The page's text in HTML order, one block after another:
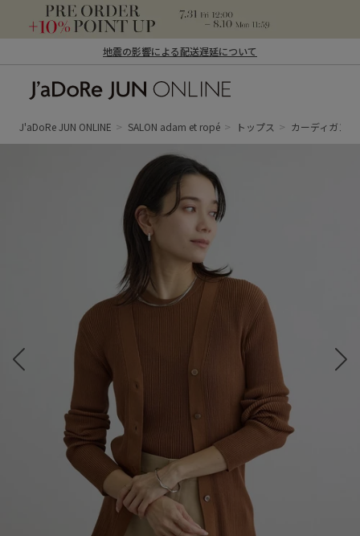
地震の影響による配送遅延について
ン オンライン）
J'aDoRe JUN ONLINE SALON adam et ropé トップス カーディガン